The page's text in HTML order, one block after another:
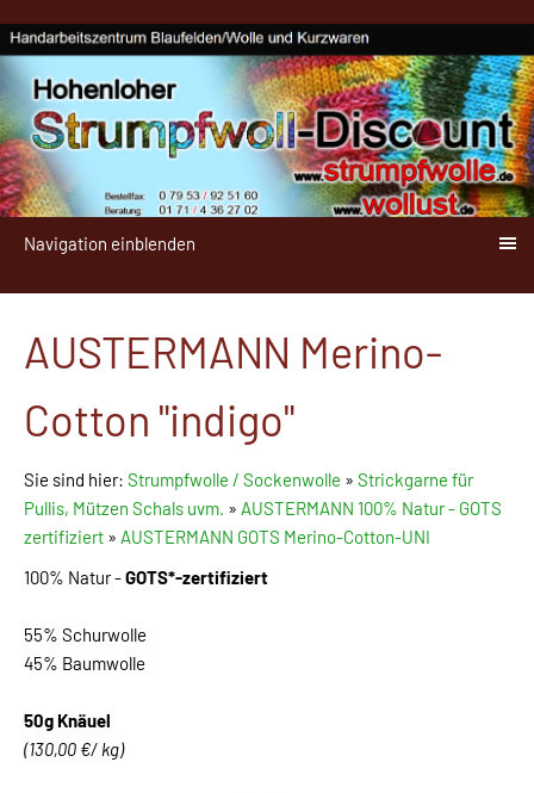
Navigation einblenden
AUSTERMANN Merino-
Cotton "indigo"
Sie sind hier: Strumpfwolle / Sockenwolle » Strickgarne für
Pullis, Mützen Schals uvm. » AUSTERMANN 100% Natur - GOTS
zertifiziert » AUSTERMANN GOTS Merino-Cotton-UNI
100% Natur -GOTS*-zertifiziert
55% Schurwolle
45% Baumwolle
50g Knäuel
(130,00 €/ kg)